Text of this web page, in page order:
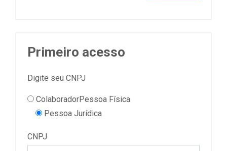
Primeiro acesso
Digite seu CNPJ
ColaboradorPessoa Física
Pessoa Jurídica
CNPJ